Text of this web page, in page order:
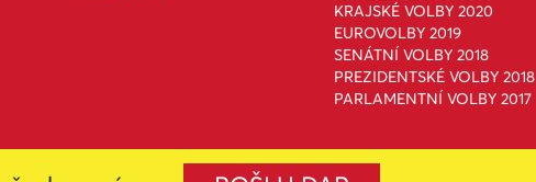
KRAJSKÉ VOLBY 2020
EUROVOLBY 2019
SENÁTNÍ VOLBY 2018
PREZIDENTSKÉ VOLBY 2018
PARLAMENTNÍ VOLBY 2017